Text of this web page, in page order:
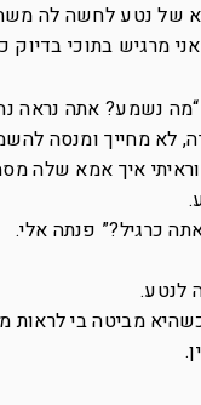
של נטע לחשה לה
מרגיש בתוכי בדיוק
“מה נשמע? אתה
לא מחייך ומנסה
איך אמא שלה
כרגיל?” פנתה אלי.
לנטע.
מביטה בי